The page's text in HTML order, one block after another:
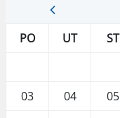
PO
UT ST
03
04 05